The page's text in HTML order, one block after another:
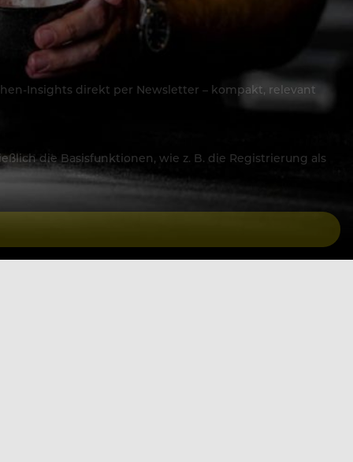
Insights direkt per Newsletter – kompakt, relevant
die Basisfunktionen, wie z. B. die Registrierung als